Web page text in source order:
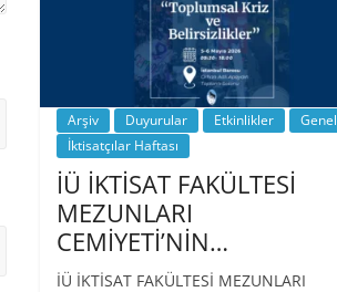
Arşiv Duyurular Etkinlikler
Genel
İktisatçılar Haftası
İÜ İKTİSAT FAKÜLTESİ
MEZUNLARI
CEMİYETİ’NİN…
İÜ İKTİSAT FAKÜLTESİ MEZUNLARI